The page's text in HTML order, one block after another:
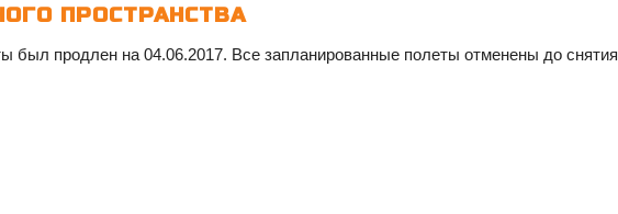
ПРОСТРАНСТВА
был продлен на 04.06.2017. Все запланированные полеты отменены до снятия